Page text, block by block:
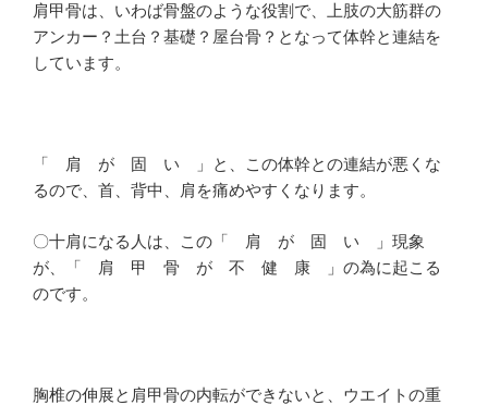
肩甲骨は、いわば骨盤のような役割で、上肢の大筋群の
アンカー？土台？基礎？屋台骨？となって体幹と連結を
しています。
「 肩 が 固 い 」と、この体幹との連結が悪くな
るので、首、背中、肩を痛めやすくなります。
〇十肩になる人は、この「 肩 が 固 い 」現象
が、「 肩 甲 骨 が 不 健 康 」の為に起こる
のです。
胸椎の伸展と肩甲骨の内転ができないと、ウエイトの重